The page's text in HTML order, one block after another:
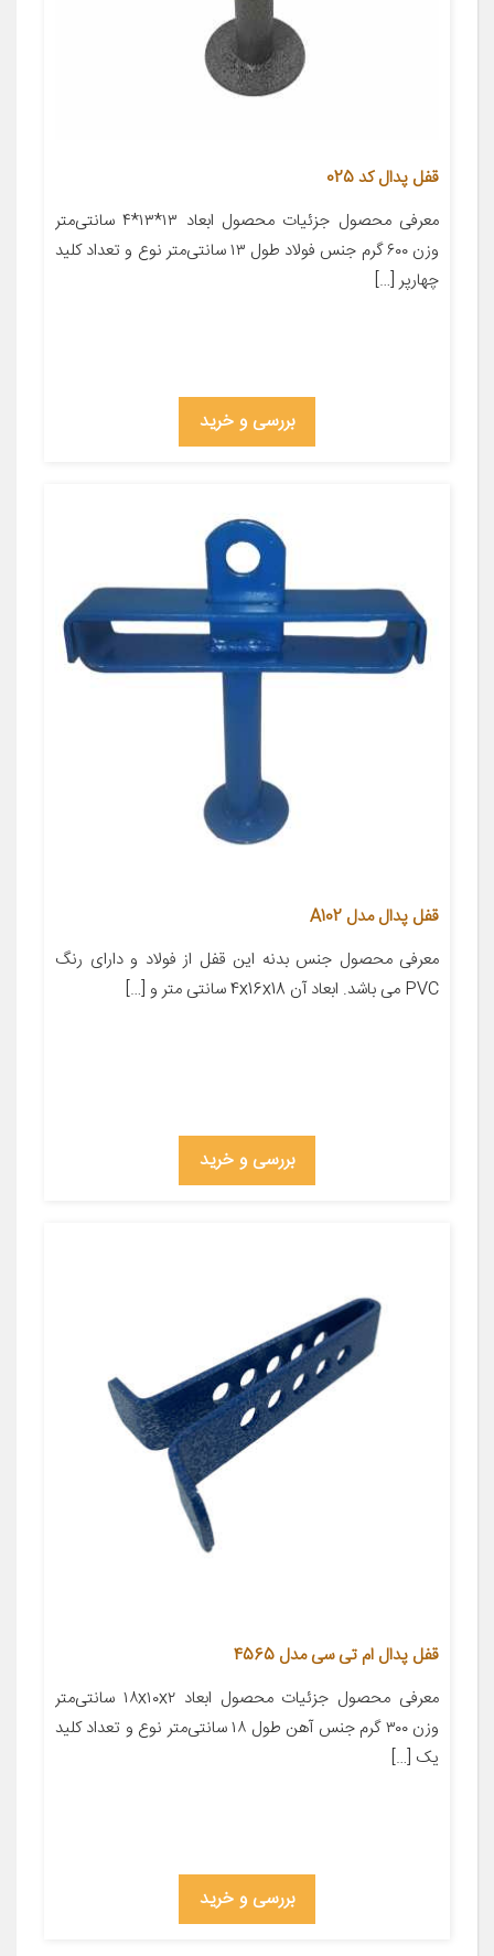
قفل پدال کد 025
معرفی محصول جزئیات محصول ابعاد ۱۳*۱۳*۴ سانتی‌متر
وزن ۶۰۰ گرم جنس فولاد طول ۱۳ سانتی‌متر نوع و تعداد کلید
چهارپر […]
بررسی و خرید
قفل پدال مدل A102
معرفی محصول جنس بدنه این قفل از فولاد و دارای رنگ
PVC می باشد. ابعاد آن 4x16x18 سانتی متر و […]
بررسی و خرید
قفل پدال ام تی سی مدل 4565
معرفی محصول جزئیات محصول ابعاد ۱۸x۱۰x۲ سانتی‌متر
وزن ۳۰۰ گرم جنس آهن طول ۱۸ سانتی‌متر نوع و تعداد کلید
یک […]
بررسی و خرید